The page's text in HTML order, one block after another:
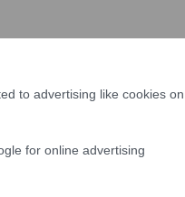
to advertising like cookies on
for online advertising
θα στραφούν
Κελσίου, ενώ
στα ηπειρωτικά